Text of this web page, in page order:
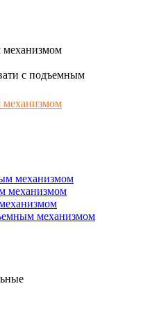
механизмом
с подъемным
механизмом
механизмом
механизмом
механизмом